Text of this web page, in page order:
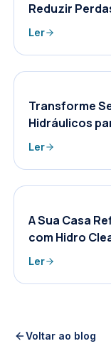
Reduzir
Ler
Transforme
Hidráulicos
Ler
A Sua Casa
com Hidro
Ler
Voltar ao blog